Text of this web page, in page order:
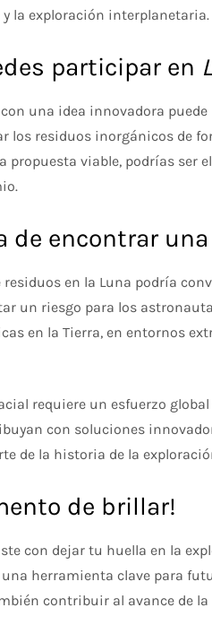
la exploración interplanetaria.
participar en
una idea innovadora
los residuos inorgánicos de
propuesta viable, podrías ser
de encontrar
residuos en la Luna podría
un riesgo para los
en la Tierra, en entornos
requiere un esfuerzo
con soluciones
de la historia de la
de brillar!
con dejar tu huella en la
herramienta clave para
contribuir al avance de